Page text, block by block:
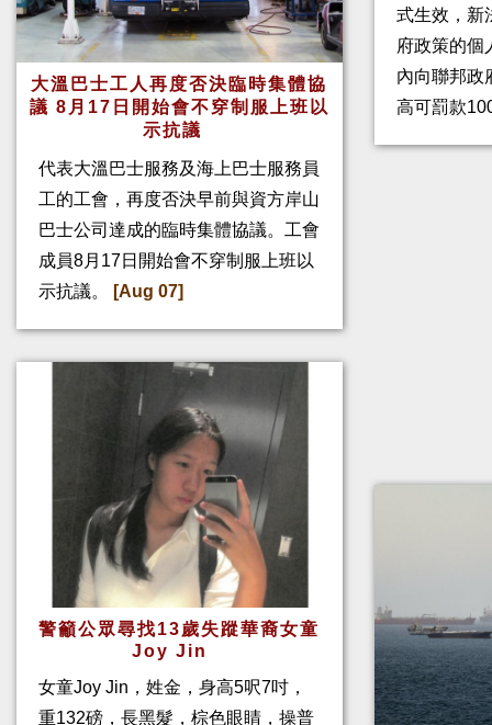
大溫巴士工人再度否決臨時集體協
議 8月17日開始會不穿制服上班以
示抗議
代表大溫巴士服務及海上巴士服務員
工的工會，再度否決早前與資方岸山
巴士公司達成的臨時集體協議。工會
成員8月17日開始會不穿制服上班以
示抗議。
[Aug 07]
警籲公眾尋找13歲失蹤華裔女童
Joy Jin
女童Joy Jin，姓金，身高5呎7吋，
重132磅，長黑髮，棕色眼睛，操普
式生效，新
府政策的個
內向聯邦政
高可罰款